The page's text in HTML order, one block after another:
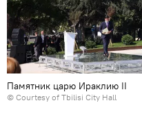
Памятник царю Ираклию II
© Courtesy of Tbilisi City Hall